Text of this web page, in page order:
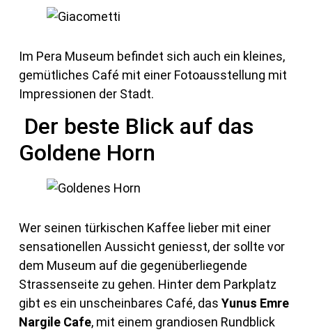
Im Pera Museum befindet sich auch ein kleines,
gemütliches Café mit einer Fotoausstellung mit
Impressionen der Stadt.
Der beste Blick auf das
Goldene Horn
Wer seinen türkischen Kaffee lieber mit einer
sensationellen Aussicht geniesst, der sollte vor
dem Museum auf die gegenüberliegende
Strassenseite zu gehen. Hinter dem Parkplatz
gibt es ein unscheinbares Café, das Yunus Emre
Nargile Cafe, mit einem grandiosen Rundblick